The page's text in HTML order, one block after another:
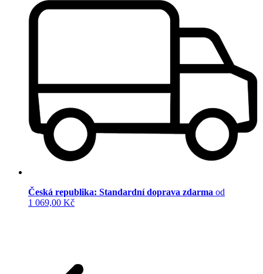
Česká republika: Standardní doprava zdarma od
1 069,00 Kč